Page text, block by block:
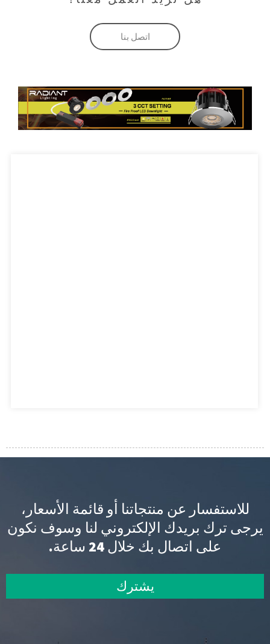
اتصل بنا
للاستفسار عن منتجاتنا أو قائمة الأسعار،
يرجى ترك بريدك الإلكتروني لنا وسوف نكون
على اتصال بك خلال 24 ساعة.
يشترك